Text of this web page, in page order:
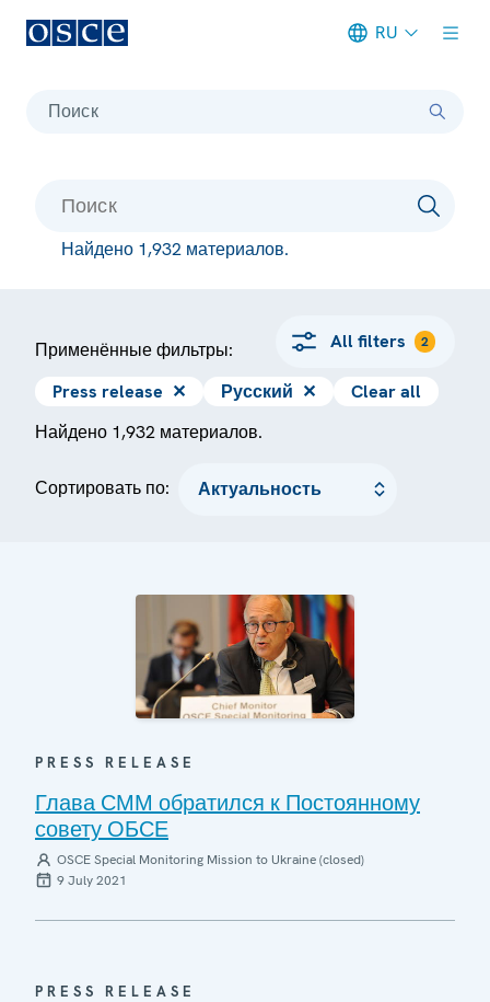
RU
Поиск
Найдено 1,932 материалов.
Применённые фильтры: All filters 2
Press release ✕ Русский ✕
Clear all
Найдено 1,932 материалов.
Сортировать по:
PRESS RELEASE
Глава СММ обратился к Постоянному
совету ОБСЕ
OSCE Special Monitoring Mission to Ukraine (closed)
9 July 2021
PRESS RELEASE